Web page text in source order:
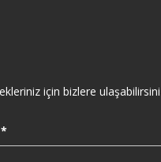
için bizlere